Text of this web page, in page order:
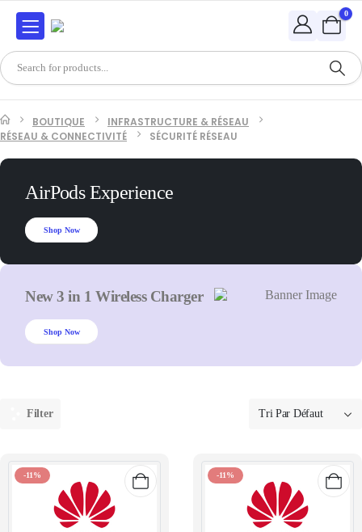
0
BOUTIQUE
INFRASTRUCTURE & RÉSEAU
RÉSEAU & CONNECTIVITÉ
SÉCURITÉ RÉSEAU
AirPods Experience
Shop Now
New 3 in 1 Wireless Charger
Shop Now
Filter
-11% -11%